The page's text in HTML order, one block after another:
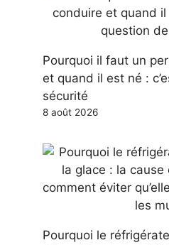
Pourquoi il faut un
et quand il est né :
sécurité
8 août 2026
Pourquoi le